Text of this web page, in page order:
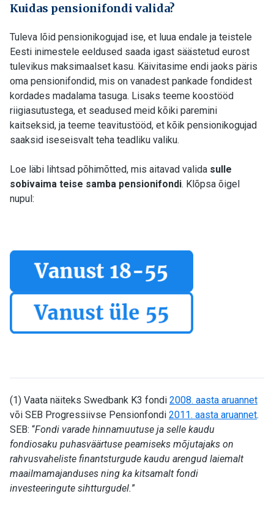
Kuidas pensionifondi valida?
Tuleva lõid pensionikogujad ise, et luua endale ja teistele
Eesti inimestele eeldused saada igast säästetud eurost
tulevikus maksimaalset kasu. Käivitasime endi jaoks päris
oma pensionifondid, mis on vanadest pankade fondidest
kordades madalama tasuga. Lisaks teeme koostööd
riigiasutustega, et seadused meid kõiki paremini
kaitseksid, ja teeme teavitustööd, et kõik pensionikogujad
saaksid iseseisvalt teha teadliku valiku.
Loe läbi lihtsad põhimõtted, mis aitavad valida sulle
sobivaima teise samba pensionifondi. Klõpsa õigel
nupul:
(1) Vaata näiteks Swedbank K3 fondi 2008. aasta aruannet
või SEB Progressiivse Pensionfondi 2011. aasta aruannet.
SEB: “Fondi varade hinnamuutuse ja selle kaudu
fondiosaku puhasväärtuse peamiseks mõjutajaks on
rahvusvaheliste finantsturgude kaudu arengud laiemalt
maailmamajanduses ning ka kitsamalt fondi
investeeringute sihtturgudel.”